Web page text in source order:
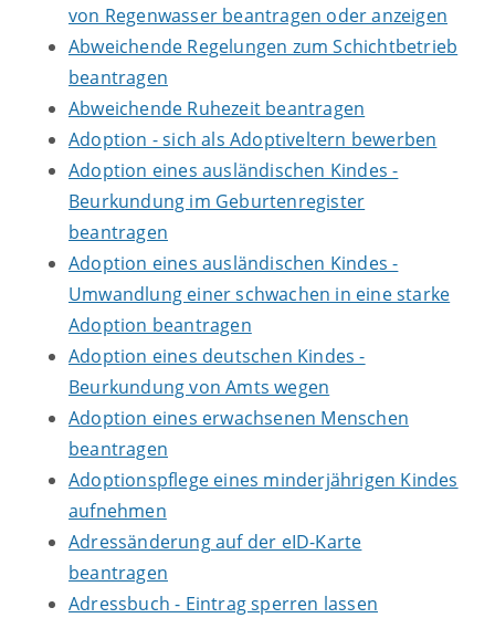
von Regenwasser beantragen oder anzeigen
Abweichende Regelungen zum Schichtbetrieb
beantragen
Abweichende Ruhezeit beantragen
Adoption - sich als Adoptiveltern bewerben
Adoption eines ausländischen Kindes -
Beurkundung im Geburtenregister
beantragen
Adoption eines ausländischen Kindes -
Umwandlung einer schwachen in eine starke
Adoption beantragen
Adoption eines deutschen Kindes -
Beurkundung von Amts wegen
Adoption eines erwachsenen Menschen
beantragen
Adoptionspflege eines minderjährigen Kindes
aufnehmen
Adressänderung auf der eID-Karte
beantragen
Adressbuch - Eintrag sperren lassen